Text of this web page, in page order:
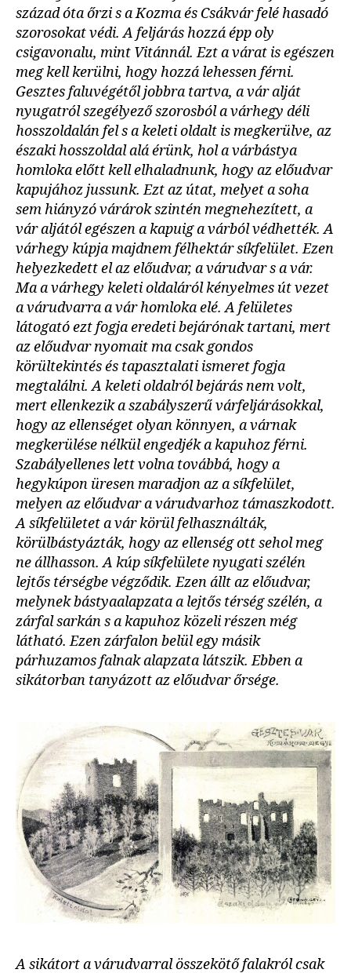
század óta őrzi s a Kozma és Csákvár felé hasadó
szorosokat védi. A feljárás hozzá épp oly
csigavonalu, mint Vitánnál. Ezt a várat is egészen
meg kell kerülni, hogy hozzá lehessen férni.
Gesztes faluvégétől jobbra tartva, a vár alját
nyugatról szegélyező szorosból a várhegy déli
hosszoldalán fel s a keleti oldalt is megkerülve, az
északi hosszoldal alá érünk, hol a várbástya
homloka előtt kell elhaladnunk, hogy az előudvar
kapujához jussunk. Ezt az útat, melyet a soha
sem hiányzó várárok szintén megnehezített, a
vár aljától egészen a kapuig a várból védhették. A
várhegy kúpja majdnem félhektár síkfelület. Ezen
helyezkedett el az előudvar, a várudvar s a vár.
Ma a várhegy keleti oldaláról kényelmes út vezet
a várudvarra a vár homloka elé. A felületes
látogató ezt fogja eredeti bejárónak tartani, mert
az előudvar nyomait ma csak gondos
körültekintés és tapasztalati ismeret fogja
megtalálni. A keleti oldalról bejárás nem volt,
mert ellenkezik a szabályszerű várfeljárásokkal,
hogy az ellenséget olyan könnyen, a várnak
megkerülése nélkül engedjék a kapuhoz férni.
Szabályellenes lett volna továbbá, hogy a
hegykúpon üresen maradjon az a síkfelület,
melyen az előudvar a várudvarhoz támaszkodott.
A síkfelületet a vár körül felhasználták,
körülbástyázták, hogy az ellenség ott sehol meg
ne állhasson. A kúp síkfelülete nyugati szélén
lejtős térségbe végződik. Ezen állt az előudvar,
melynek bástyaalapzata a lejtős térség szélén, a
zárfal sarkán s a kapuhoz közeli részen még
látható. Ezen zárfalon belül egy másik
párhuzamos falnak alapzata látszik. Ebben a
sikátorban tanyázott az előudvar őrsége.
A sikátort a várudvarral összekötő falakról csak